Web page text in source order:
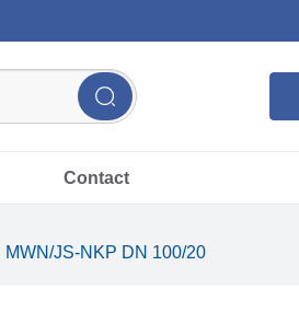
Contact
JS-NKP DN 100/20